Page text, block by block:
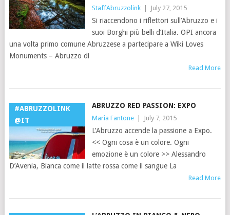
StaffAbruzzolink July 27, 2015
Si riaccendono i riflettori sull’Abruzzo e i
suoi Borghi più belli d’Italia. OPI ancora
una volta primo comune Abruzzese a partecipare a Wiki Loves
Monuments – Abruzzo di
Read More
#ABRUZZOLINK
@IT
ABRUZZO RED PASSION: EXPO
Maria Fantone July 7, 2015
L’Abruzzo accende la passione a Expo.
<< Ogni cosa è un colore. Ogni
emozione è un colore >> Alessandro
D’Avenia, Bianca come il latte rossa come il sangue La
Read More